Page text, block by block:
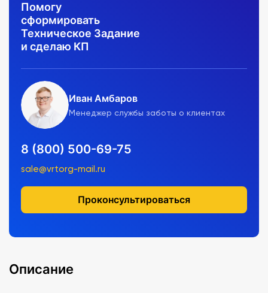
Помогу
сформировать
Техническое Задание
и сделаю КП
Иван Амбаров
Менеджер службы заботы о клиентах
8 (800) 500-69-75
sale@vrtorg-mail.ru
Проконсультироваться
Описание